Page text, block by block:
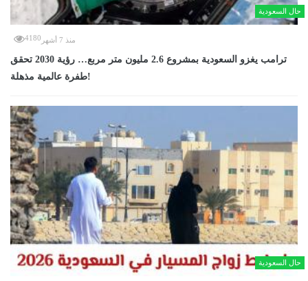
حال السعودية
منذ 7 أشهر 4180
ترامب يغزو السعودية بمشروع 2.6 مليون متر مربع… رؤية 2030 تحقق
طفرة عالمية مذهلة!
حال السعودية